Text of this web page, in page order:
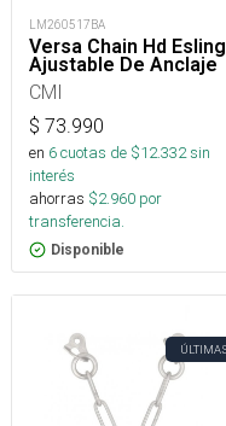
LM260517BA
Versa Chain Hd
Ajustable De Anclaje
CMI
$ 73.990
en 6cuotas de $12.332sin
interés
ahorras $2.960 por
transferencia.
Disponible